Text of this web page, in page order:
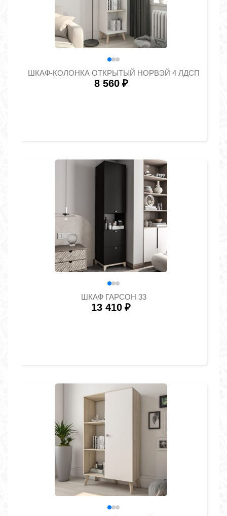
ШКАФ-КОЛОНКА ОТКРЫТЫЙ НОРВЭЙ 4 ЛДСП
8 560 ₽
ШКАФ ГАРСОН 33
13 410 ₽